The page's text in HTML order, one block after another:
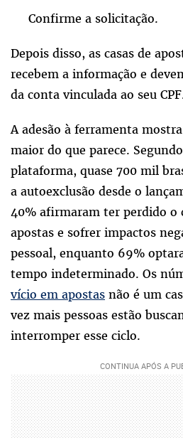
Confirme a solicitação.
Depois disso, as casas de
recebem a informação e
da conta vinculada ao seu
A adesão à ferramenta
maior do que parece.
plataforma, quase 700 mil
a autoexclusão desde o
40% afirmaram ter perdido o
apostas e sofrer impactos
pessoal, enquanto 69%
tempo indeterminado. Os
vício em apostas não é um
vez mais pessoas estão
interromper esse ciclo.